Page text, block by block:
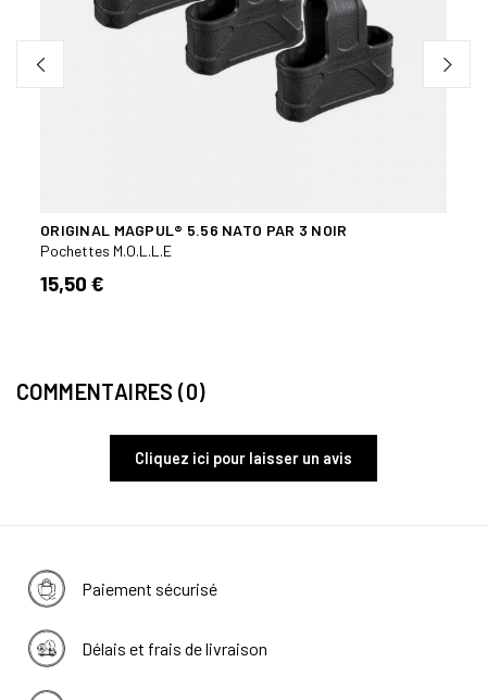
ORIGINAL MAGPUL® 5.56 NATO PAR 3 NOIR
Pochettes M.O.L.L.E
15,50 €
COMMENTAIRES (0)
Cliquez ici pour laisser un avis
Paiement sécurisé
Délais et frais de livraison